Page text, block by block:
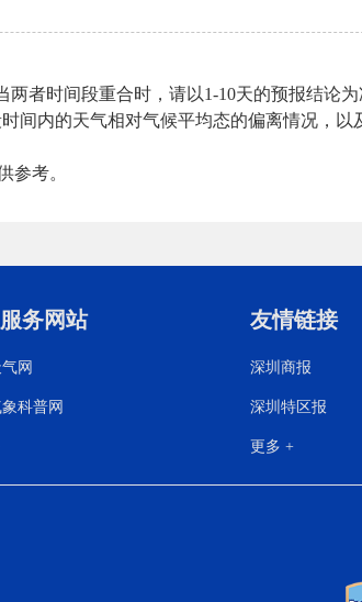
两者时间段重合时，请以1-10天的预报结论
间内的天气相对气候平均态的偏离情况，以
参考。
务网站
网
科普网
友情链接
深圳商报
深圳特区报
更多 +